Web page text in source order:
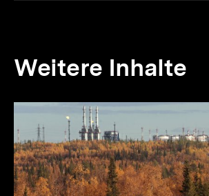
Weitere Inhalte
Inhaltskarousell
weitere
Inhalte
Inhaltskarussell
überspringen